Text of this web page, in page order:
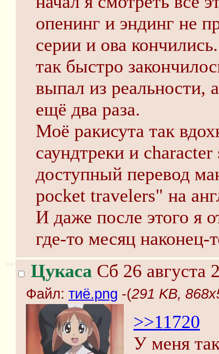
опенинг и эндинг не
серии и ова
так быстро
выпал из реальности,
ещё два раза.
Моё ракисута так
саундтреки и
доступный перевод
pocket travelers" на
И даже после этого я
где-то месяц наконец-
>> Цукаса Сб 26 августа
Файл: тиё.png -(291 KB,
>>11720
У меня